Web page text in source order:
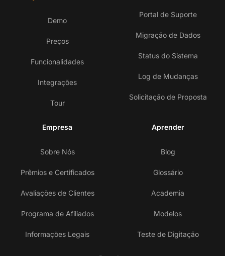
Demo
Preços
Funcionalidades
Integrações
Tour
Portal de Suporte
Migração de Dados
Status do Sistema
Log de Mudanças
Solicitação de Proposta
Empresa
Sobre Nós
Prêmios e Certificados
Avaliações de Clientes
Programa de Afiliados
Informações Legais
Aprender
Blog
Glossário
Academia
Modelos
Teste de Digitação